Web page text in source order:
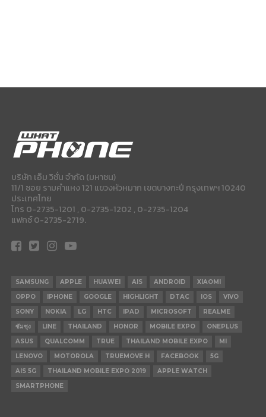
บริษัท เอ็ม วิชั่น จำกัด (มหาชน)
11/1 ซอย รามคำแหง 121 แขวงหัวหมาก เขตบางกะปี กรุงเทพฯ 10240
ประเทศไทย
โทร 0-2735-1201 , 0-2735-1202 , 0-2735-1204
แฟกซ์ 0-2735-2719.
SAMSUNG APPLE HUAWEI AIS ANDROID
XIAOMI
OPPO
IPHONE GOOGLE HIGHLIGHT DTAC IOS
VIVO
SONY
NOKIA LG HTC IPAD MICROSOFT
REALME
ซัมซุง
LINE THAILAND HONOR MOBILE EXPO
ONEPLUS
ASUS
QUALCOMM TRUE THAILAND MOBILE EXPO
MI
LENOVO
MOTOROLA TRUEMOVE H FACEBOOK
5G
AIS 5G
THAILAND MOBILE EXPO 2019
APPLE WATCH
SMARTPHONE